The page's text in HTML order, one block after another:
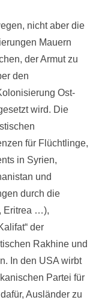
nicht aber die
Mauern
der Armut zu
den
Ost-
wird. Die
für Flüchtlinge,
in Syrien,
und
durch die
Eritrea …),
der
Rakhine und
In den USA wirbt
Partei für
Ausländer zu